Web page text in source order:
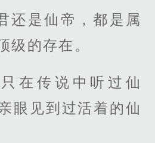
还是仙帝，都是属
级的存在。
在传说中听过仙
眼见到过活着的仙